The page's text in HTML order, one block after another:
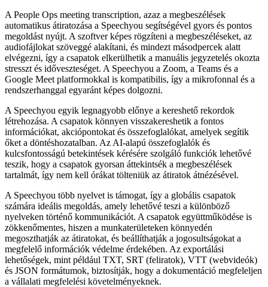
A People Ops meeting transcription, azaz a megbeszélések
automatikus átiratozása a Speechyou segítségével gyors és pontos
megoldást nyújt. A szoftver képes rögzíteni a megbeszéléseket, az
audiofájlokat szöveggé alakítani, és mindezt másodpercek alatt
elvégezni, így a csapatok elkerülhetik a manuális jegyzetelés okozta
stresszt és időveszteséget. A Speechyou a Zoom, a Teams és a
Google Meet platformokkal is kompatibilis, így a mikrofonnal és a
rendszerhanggal egyaránt képes dolgozni.
A Speechyou egyik legnagyobb előnye a kereshető rekordok
létrehozása. A csapatok könnyen visszakereshetik a fontos
információkat, akciópontokat és összefoglalókat, amelyek segítik
őket a döntéshozatalban. Az AI-alapú összefoglalók és
kulcsfontosságú betekintések kérésére szolgáló funkciók lehetővé
teszik, hogy a csapatok gyorsan áttekintsék a megbeszélések
tartalmát, így nem kell órákat tölteniük az átiratok átnézésével.
A Speechyou több nyelvet is támogat, így a globális csapatok
számára ideális megoldás, amely lehetővé teszi a különböző
nyelveken történő kommunikációt. A csapatok együttműködése is
zökkenőmentes, hiszen a munkaterületeken könnyedén
megoszthatják az átiratokat, és beállíthatják a jogosultságokat a
megfelelő információk védelme érdekében. Az exportálási
lehetőségek, mint például TXT, SRT (feliratok), VTT (webvideók)
és JSON formátumok, biztosítják, hogy a dokumentáció megfeleljen
a vállalati megfelelési követelményeknek.